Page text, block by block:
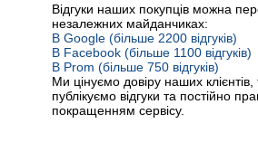
Відгуки наших покупців можна
незалежних майданчиках:
В Google (більше 2200 відгуків)
В Facebook (більше 1100 відгуків)
В Prom (більше 750 відгуків)
Ми цінуємо довіру наших клієнтів,
публікуємо відгуки та постійно
покращенням сервісу.